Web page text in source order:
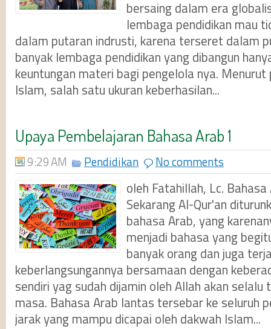
bersaing dalam era
lembaga pendidikan mau
dalam putaran indrusti, karena terseret dalam
banyak lembaga pendidikan yang dibangun
keuntungan materi bagi pengelola nya.
Islam, salah satu ukuran keberhasilan...
Upaya Pembelajaran Bahasa Arab 1
9:29 AM Pendidikan No comments
oleh Fatahillah, Lc.
Sekarang Al-Qur'an
bahasa Arab, yang
menjadi bahasa yang
banyak orang dan juga
keberlangsungannya bersamaan dengan
sendiri yag sudah dijamin oleh Allah akan selalu
masa. Bahasa Arab lantas tersebar ke seluruh
jarak yang mampu dicapai oleh dakwah Islam...